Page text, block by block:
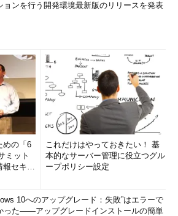
ョンを行う開発環境最新版のリリースを発表
めの「6
ミット
報セキュ
これだけはやっておきたい！ 基
本的なサーバー管理に役立つグル
ープポリシー設定
10へのアップグレード：失敗”はエラーで
った――アップグレードインストールの簡単